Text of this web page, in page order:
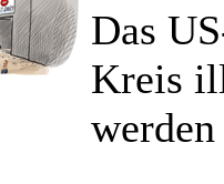
Das
Kreis